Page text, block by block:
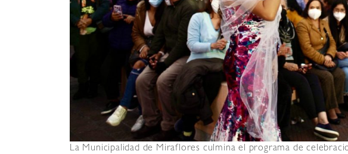
La Municipalidad de Miraflores culmina el programa de